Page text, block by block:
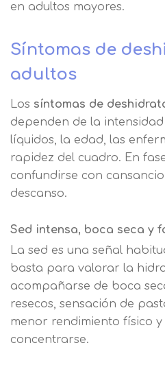
en adultos mayores.
Síntomas de
adultos
Los síntomas de
dependen de la
líquidos, la edad, las
rapidez del cuadro. En
confundirse con
descanso.
Sed intensa, boca seca y
La sed es una señal
basta para valorar la
acompañarse de boca
resecos, sensación de
menor rendimiento físico
concentrarse.